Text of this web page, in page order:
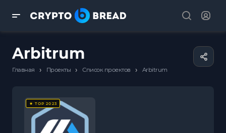
Arbitrum
Главная › Проекты › Список проектов › Arbitrum
★ TOP 2023